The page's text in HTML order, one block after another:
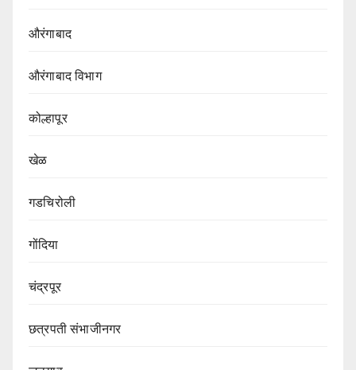
औरंगाबाद
औरंगाबाद विभाग‌
कोल्हापूर
खेळ
गडचिरोली
गोंदिया
चंद्रपूर
छत्रपती संभाजीनगर